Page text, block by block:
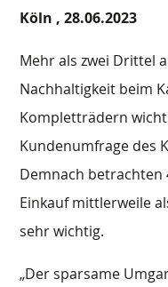
Köln ,28.06.2023
Mehr als zwei Drittel
Nachhaltigkeit beim
Kompletträdern
Kundenumfrage des
Demnach betrachten
Einkauf mittlerweile
sehr wichtig.
„Der sparsame